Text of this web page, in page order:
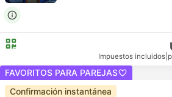
Impuestos incluidos
FAVORITOS PARA PAREJAS
Confirmación instantánea